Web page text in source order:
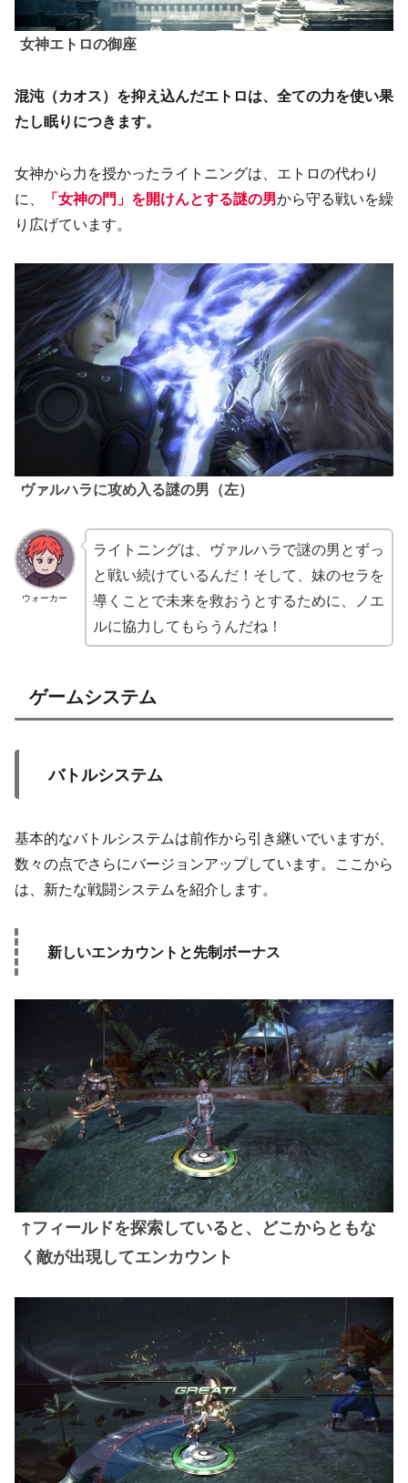
女神エトロの御座
混沌（カオス）を抑え込んだエトロは、全ての力を使い果
たし眠りにつきます。
女神から力を授かったライトニングは、エトロの代わり
に、
「女神の門」を開けんとする謎の男から守る戦いを繰
り広げています。
ヴァルハラに攻め入る謎の男（左）
ウォーカー
ライトニングは、ヴァルハラで謎の男とずっ
と戦い続けているんだ！そして、妹のセラを
導くことで未来を救おうとするために、ノエ
ルに協力してもらうんだね！
ゲームシステム
バトルシステム
基本的なバトルシステムは前作から引き継いでいますが、
数々の点でさらにバージョンアップしています。ここから
は、新たな戦闘システムを紹介します。
新しいエンカウントと先制ボーナス
↑フィールドを探索していると、どこからともな
く敵が出現してエンカウント